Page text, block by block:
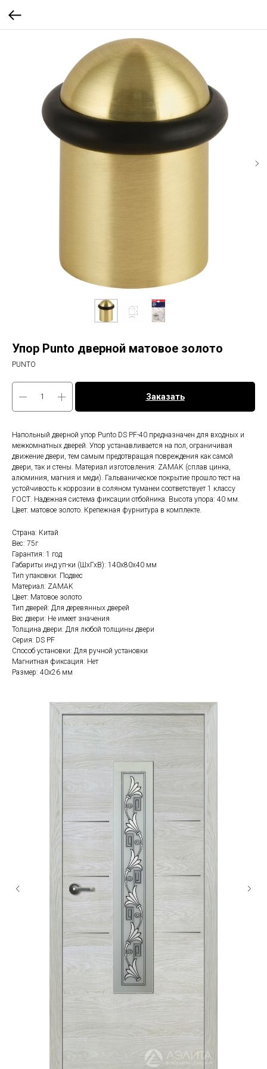
Упор Punto дверной матовое золото
PUNTO
Заказать
Напольный дверной упор Punto DS PF-40 предназначен для входных и
межкомнатных дверей. Упор устанавливается на пол, ограничивая
движение двери, тем самым предотвращая повреждения как самой
двери, так и стены. Материал изготовления: ZAMAK (сплав цинка,
алюминия, магния и меди). Гальваническое покрытие прошло тест на
устойчивость к коррозии в соляном туманеи соответствует 1 классу
ГОСТ. Надежная система фиксации отбойника. Высота упора: 40 мм.
Цвет: матовое золото. Крепежная фурнитура в комплекте.
Страна: Китай
Вес: 75г
Гарантия: 1 год
Габариты инд уп-ки (ШхГхВ): 140x80x40 мм
Тип упаковки: Подвес
Материал: ZAMAK
Цвет: Матовое золото
Тип дверей: Для деревянных дверей
Вес двери: Не имеет значения
Толщина двери: Для любой толщины двери
Серия: DS PF
Способ установки: Для ручной установки
Магнитная фиксация: Нет
Размер: 40х26 мм